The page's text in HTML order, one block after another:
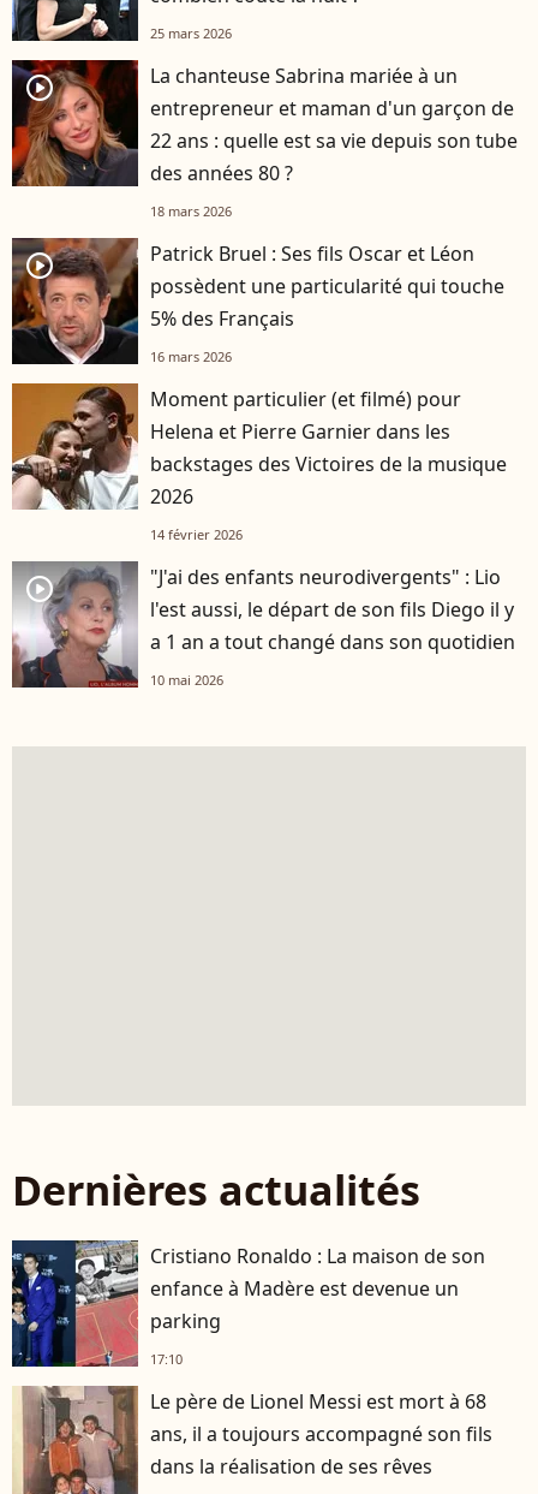
25 mars 2026
player2
La chanteuse Sabrina mariée à un
entrepreneur et maman d'un garçon de
22 ans : quelle est sa vie depuis son tube
des années 80 ?
18 mars 2026
player2
Patrick Bruel : Ses fils Oscar et Léon
possèdent une particularité qui touche
5% des Français
16 mars 2026
Moment particulier (et filmé) pour
Helena et Pierre Garnier dans les
backstages des Victoires de la musique
2026
14 février 2026
player2
"J'ai des enfants neurodivergents" : Lio
l'est aussi, le départ de son fils Diego il y
a 1 an a tout changé dans son quotidien
10 mai 2026
Dernières actualités
Cristiano Ronaldo : La maison de son
enfance à Madère est devenue un
parking
17:10
Le père de Lionel Messi est mort à 68
ans, il a toujours accompagné son fils
dans la réalisation de ses rêves